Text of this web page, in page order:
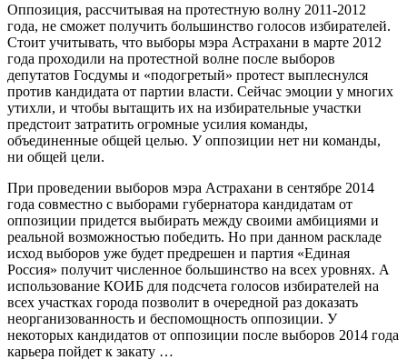
Оппозиция, рассчитывая на протестную волну 2011-2012
года, не сможет получить большинство голосов избирателей.
Стоит учитывать, что выборы мэра Астрахани в марте 2012
года проходили на протестной волне после выборов
депутатов Госдумы и «подогретый» протест выплеснулся
против кандидата от партии власти. Сейчас эмоции у многих
утихли, и чтобы вытащить их на избирательные участки
предстоит затратить огромные усилия команды,
объединенные общей целью. У оппозиции нет ни команды,
ни общей цели.
При проведении выборов мэра Астрахани в сентябре 2014
года совместно с выборами губернатора кандидатам от
оппозиции придется выбирать между своими амбициями и
реальной возможностью победить. Но при данном раскладе
исход выборов уже будет предрешен и партия «Единая
Россия» получит численное большинство на всех уровнях. А
использование КОИБ для подсчета голосов избирателей на
всех участках города позволит в очередной раз доказать
неорганизованность и беспомощность оппозиции. У
некоторых кандидатов от оппозиции после выборов 2014 года
карьера пойдет к закату …